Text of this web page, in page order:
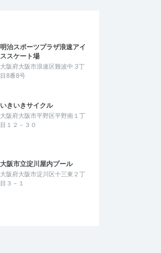
明治スポーツプラザ浪速アイ
ススケート場
大阪府大阪市浪速区難波中 3丁
目8番8号
いきいきサイクル
大阪府大阪市平野区平野南１丁
目１２－３０
大阪市立淀川屋内プール
大阪府大阪市淀川区十三東２丁
目３－１